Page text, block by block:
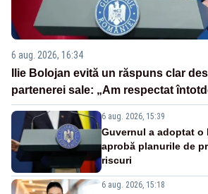
6 aug. 2026, 16:34
Ilie Bolojan evită un răspuns clar
partenerei sale: „Am respectat
6 aug. 2026, 15:39
Guvernul a adoptat o
aprobă planurile de
riscuri
6 aug. 2026, 15:18